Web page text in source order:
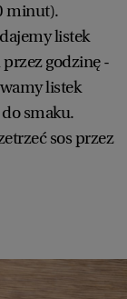
minut).
listek
godzinę -
listek
smaku.
sos przez